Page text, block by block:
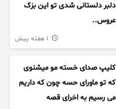
دلبر دلستانی شدی تو این بزک
عروس..
کلیپ صدای خسته مو میشنوی
که تو ماورای حسه چون که داریم
می رسیم به اخرای قصه